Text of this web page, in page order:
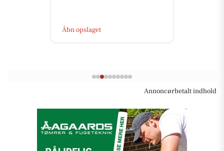
Åbn opslaget
Annoncørbetalt indhold